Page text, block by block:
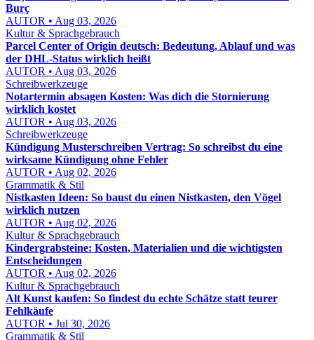
Burç
AUTOR • Aug 03, 2026
Kultur & Sprachgebrauch
Parcel Center of Origin deutsch: Bedeutung, Ablauf und was
der DHL-Status wirklich heißt
AUTOR • Aug 03, 2026
Schreibwerkzeuge
Notartermin absagen Kosten: Was dich die Stornierung
wirklich kostet
AUTOR • Aug 03, 2026
Schreibwerkzeuge
Kündigung Musterschreiben Vertrag: So schreibst du eine
wirksame Kündigung ohne Fehler
AUTOR • Aug 02, 2026
Grammatik & Stil
Nistkasten Ideen: So baust du einen Nistkasten, den Vögel
wirklich nutzen
AUTOR • Aug 02, 2026
Kultur & Sprachgebrauch
Kindergrabsteine: Kosten, Materialien und die wichtigsten
Entscheidungen
AUTOR • Aug 02, 2026
Kultur & Sprachgebrauch
Alt Kunst kaufen: So findest du echte Schätze statt teurer
Fehlkäufe
AUTOR • Jul 30, 2026
Grammatik & Stil